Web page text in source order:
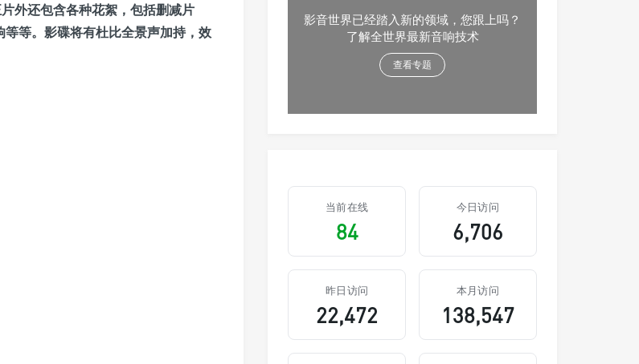
外还包含各种花絮，包括删减片
等。影碟将有杜比全景声加持，效
影音世界已经踏入新的领域，您跟上吗？
了解全世界最新音响技术
查看专题
当前在线
84
今日访问
6,706
昨日访问
22,472
本月访问
138,547